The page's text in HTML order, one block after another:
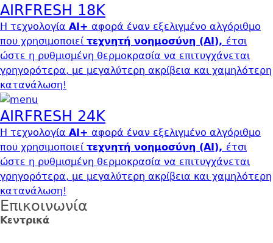
AIRFRESH 18K
Η τεχνολογία AI+ αφορά έναν εξελιγμένο αλγόριθμο
που χρησιμοποιεί τεχνητή νοημοσύνη (ΑΙ), έτσι
ώστε η ρυθμισμένη θερμοκρασία να επιτυγχάνεται
γρηγορότερα, µε μεγαλύτερη ακρίβεια και χαμηλότερη
κατανάλωση!
AIRFRESH 24K
Η τεχνολογία AI+ αφορά έναν εξελιγμένο αλγόριθμο
που χρησιμοποιεί τεχνητή νοημοσύνη (ΑΙ), έτσι
ώστε η ρυθμισμένη θερμοκρασία να επιτυγχάνεται
γρηγορότερα, µε μεγαλύτερη ακρίβεια και χαμηλότερη
κατανάλωση!
Επικοινωνία
Address
Κεντρικά